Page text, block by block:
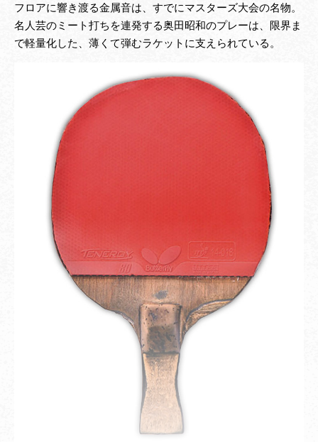
フロアに響き渡る金属音は、すでにマスターズ大会の名物。
名人芸のミート打ちを連発する奥田昭和のプレーは、限界ま
で軽量化した、薄くて弾むラケットに支えられている。